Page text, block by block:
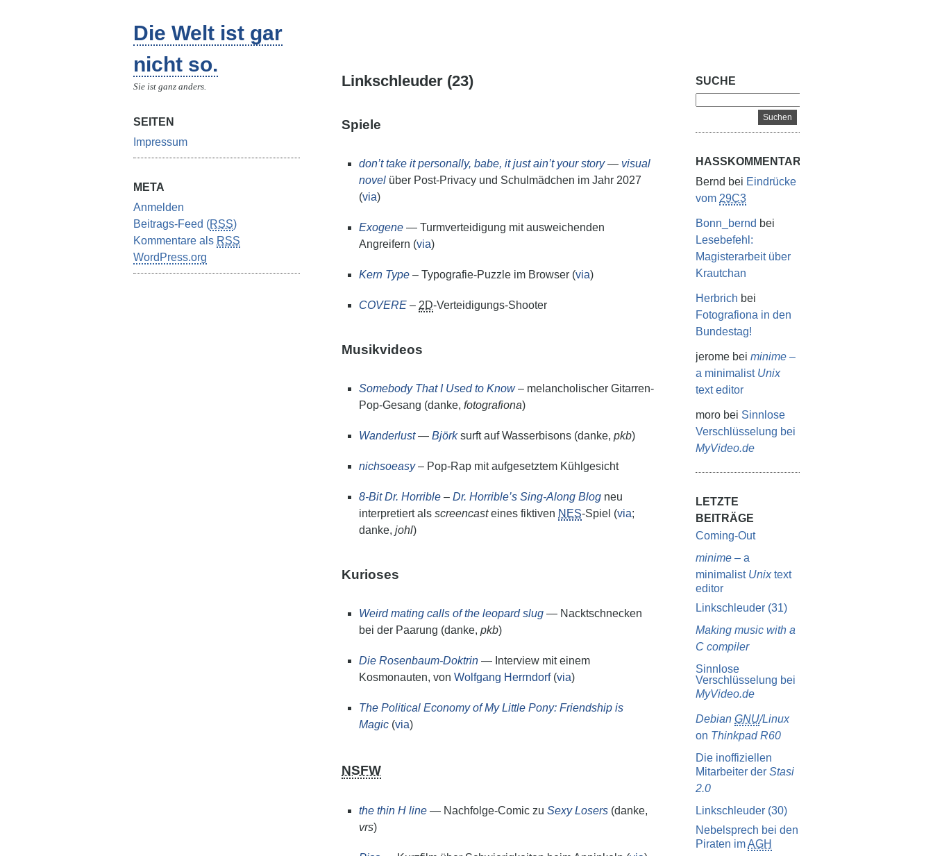
Die Welt ist gar
nicht so.
Sie ist ganz anders.
SEITEN
Impressum
META
Anmelden
Beitrags-Feed (RSS)
Kommentare als RSS
WordPress.org
Linkschleuder (23)
Spiele
don’t take it personally, babe, it just ain’t your story— visual
novel über Post-Privacy und Schulmädchen im Jahr 2027
(via)
Exogene — Turmverteidigung mit ausweichenden
Angreifern (via)
Kern Type – Typografie-Puzzle im Browser (via)
COVERE – 2D-Verteidigungs-Shooter
Musikvideos
Somebody That I Used to Know– melancholischer Gitarren-
Pop-Gesang (danke, fotografiona)
Wanderlust— Björksurft auf Wasserbisons (danke, pkb)
nichsoeasy– Pop-Rap mit aufgesetztem Kühlgesicht
8-Bit Dr. Horrible – Dr. Horrible’s Sing-Along Blog neu
interpretiert als screencasteines fiktiven NES-Spiel (via;
danke, johl)
Kurioses
Weird mating calls of the leopard slug — Nacktschnecken
bei der Paarung (danke, pkb)
Die Rosenbaum-Doktrin — Interview mit einem
Kosmonauten, von Wolfgang Herrndorf(via)
The Political Economy of My Little Pony: Friendship is
Magic (via)
NSFW
the thin H line — Nachfolge-Comic zu Sexy Losers (danke,
vrs)
SUCHE
HASSKOMMENTARE
Bernd bei Eindrücke
vom 29C3
Bonn_bernd bei
Lesebefehl:
Magisterarbeit über
Krautchan
Herbrich bei
Fotografiona in den
Bundestag!
jerome beiminime –
a minimalist Unix
text editor
moro bei Sinnlose
Verschlüsselung bei
MyVideo.de
LETZTE
BEITRÄGE
Coming-Out
minime – a
minimalist Unixtext
editor
Linkschleuder (31)
Making music with a
C compiler
Sinnlose
Verschlüsselung bei
MyVideo.de
DebianGNU/Linux
on Thinkpad R60
Die inoffiziellen
Mitarbeiter derStasi
2.0
Linkschleuder (30)
Nebelsprech bei den
Piraten imAGH